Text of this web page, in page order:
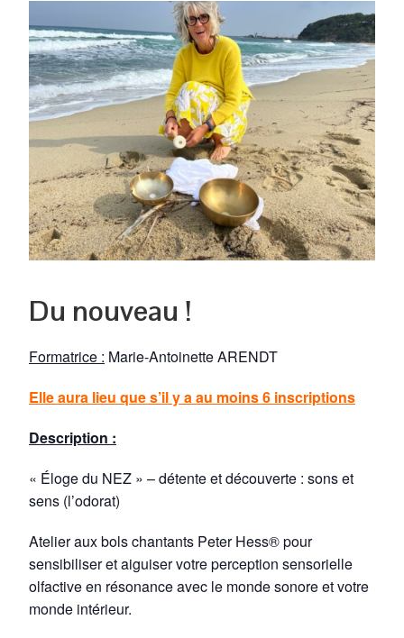
Du nouveau !
Formatrice : Marie-Antoinette ARENDT
Elle aura lieu que s’il y a au moins 6 inscriptions
Description :
« Éloge du NEZ » – détente et découverte : sons et
sens (l’odorat)
Atelier aux bols chantants Peter Hess® pour
sensibiliser et aiguiser votre perception sensorielle
olfactive en résonance avec le monde sonore et votre
monde intérieur.